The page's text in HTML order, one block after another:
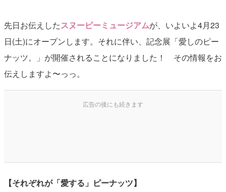
先日お伝えしたスヌーピーミュージアムが、いよいよ4月23
日(土)にオープンします。それに伴い、記念展「愛しのピー
ナッツ。」が開催されることになりました！ その情報をお
伝えしますよ〜っっ。
【それぞれが「愛する」ピーナッツ】